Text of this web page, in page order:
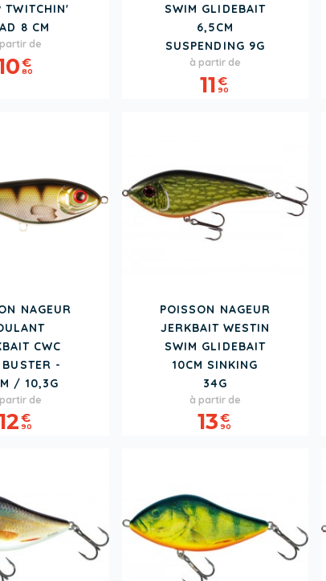
TWITCHIN'
8 CM
de
€
80
SWIM GLIDEBAIT
6,5CM
SUSPENDING 9G
Prix
à partir de
11€
90
NAGEUR
CWC
-
/ 10,3G
de
€
90
POISSON NAGEUR
JERKBAIT WESTIN
SWIM GLIDEBAIT
10CM SINKING
34G
Prix
à partir de
13€
90